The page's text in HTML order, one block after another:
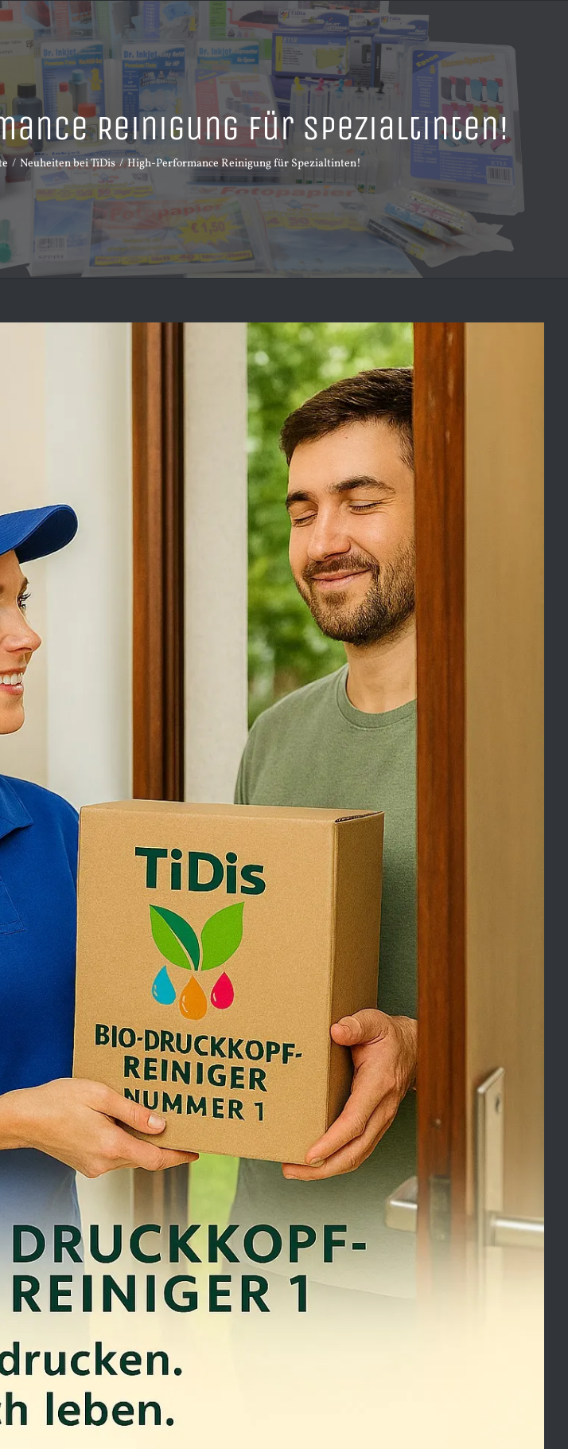
Reinigung für Spezialtinten!
Neuheiten bei TiDis High-Performance Reinigung für Spezialtinten!